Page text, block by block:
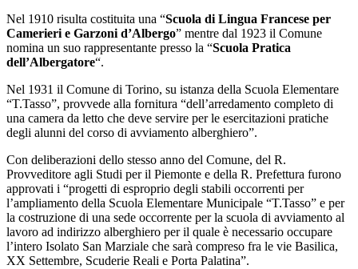
Nel 1910 risulta costituita una “Scuola di Lingua Francese per
Camerieri e Garzoni d’Albergo” mentre dal 1923 il Comune
nomina un suo rappresentante presso la “Scuola Pratica
dell’Albergatore“.
Nel 1931 il Comune di Torino, su istanza della Scuola Elementare
“T.Tasso”, provvede alla fornitura “dell’arredamento completo di
una camera da letto che deve servire per le esercitazioni pratiche
degli alunni del corso di avviamento alberghiero”.
Con deliberazioni dello stesso anno del Comune, del R.
Provveditore agli Studi per il Piemonte e della R. Prefettura furono
approvati i “progetti di esproprio degli stabili occorrenti per
l’ampliamento della Scuola Elementare Municipale “T.Tasso” e per
la costruzione di una sede occorrente per la scuola di avviamento al
lavoro ad indirizzo alberghiero per il quale è necessario occupare
l’intero Isolato San Marziale che sarà compreso fra le vie Basilica,
XX Settembre, Scuderie Reali e Porta Palatina”.